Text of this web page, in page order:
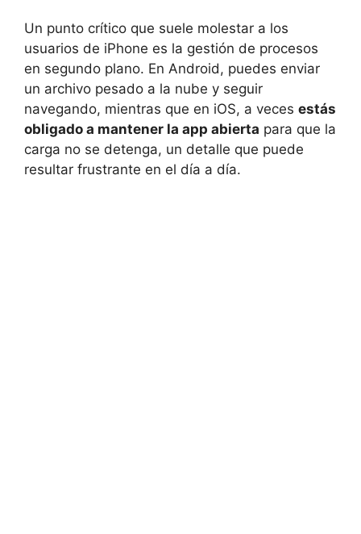
Un punto crítico que suele molestar a los
usuarios de iPhone es la gestión de procesos
en segundo plano. En Android, puedes enviar
un archivo pesado a la nube y seguir
navegando, mientras que en iOS, a veces estás
obligado a mantener la app abierta para que la
carga no se detenga, un detalle que puede
resultar frustrante en el día a día.